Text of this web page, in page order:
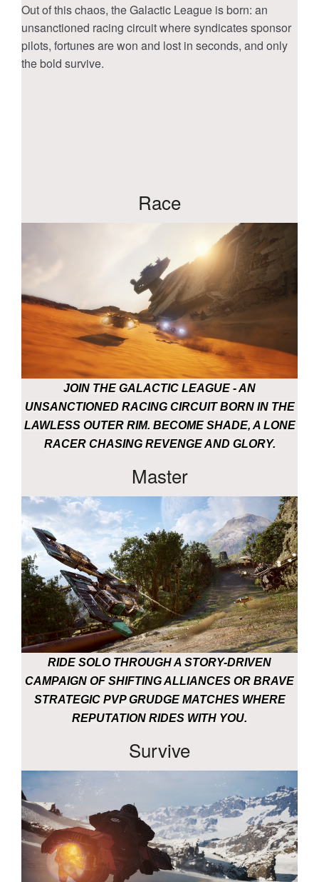
Out of this chaos, the Galactic League is born: an
unsanctioned racing circuit where syndicates sponsor
pilots, fortunes are won and lost in seconds, and only
the bold survive.
Race
JOIN THE GALACTIC LEAGUE - AN
UNSANCTIONED RACING CIRCUIT BORN IN THE
LAWLESS OUTER RIM. BECOME SHADE, A LONE
RACER CHASING REVENGE AND GLORY.
Master
RIDE SOLO THROUGH A STORY-DRIVEN
CAMPAIGN OF SHIFTING ALLIANCES OR BRAVE
STRATEGIC PVP GRUDGE MATCHES WHERE
REPUTATION RIDES WITH YOU.
Survive